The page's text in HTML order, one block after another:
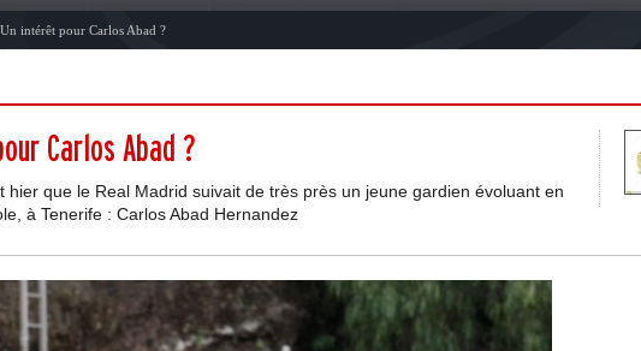
intérêt pour Carlos Abad ?
Carlos Abad ?
hier que le Real Madrid suivait de très près un jeune gardien évoluant en
à Tenerife : Carlos Abad Hernandez